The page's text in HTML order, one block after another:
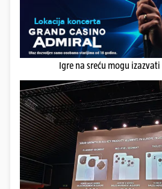
Igre na sreću mogu